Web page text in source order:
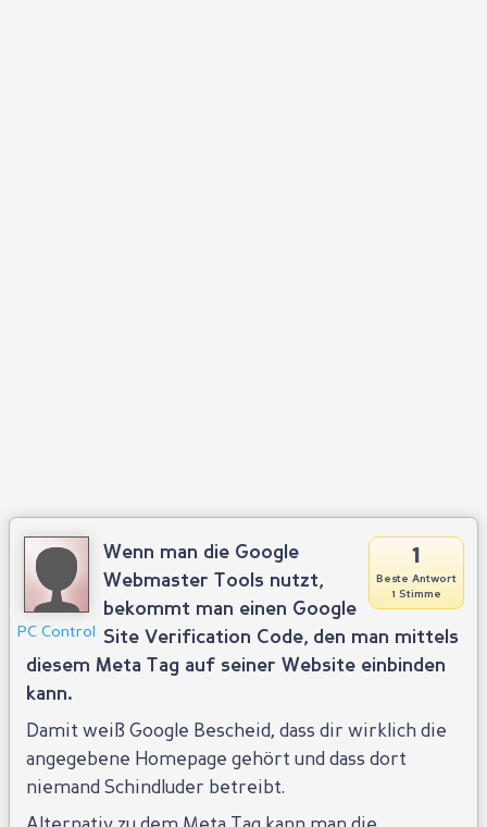
PC Control
1
Beste Antwort
1 Stimme
Wenn man die Google
Webmaster Tools nutzt,
bekommt man einen Google
Site Verification Code, den man mittels
diesem Meta Tag auf seiner Website einbinden
kann.
Damit weiß Google Bescheid, dass dir wirklich die
angegebene Homepage gehört und dass dort
niemand Schindluder betreibt.